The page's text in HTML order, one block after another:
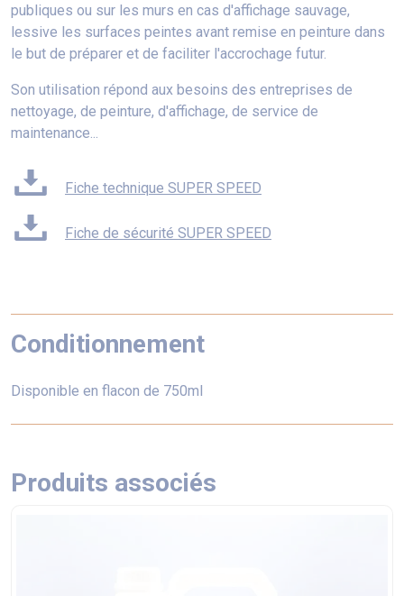
publiques ou sur les murs en cas d'affichage sauvage,
lessive les surfaces peintes avant remise en peinture dans
le but de préparer et de faciliter l'accrochage futur.
Son utilisation répond aux besoins des entreprises de
nettoyage, de peinture, d'affichage, de service de
maintenance...
Fiche technique SUPER SPEED
Fiche de sécurité SUPER SPEED
Conditionnement
Disponible en flacon de 750ml
Produits associés